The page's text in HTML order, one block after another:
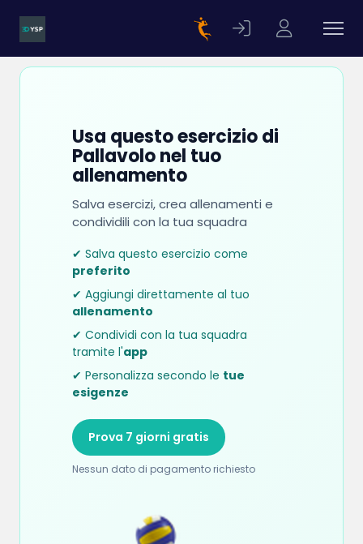
Usa questo esercizio di
Pallavolo nel tuo
allenamento
Salva esercizi, crea allenamenti e
condividili con la tua squadra
✔ Salva questo esercizio come
preferito
✔ Aggiungi direttamente al tuo
allenamento
✔ Condividi con la tua squadra
tramite l'app
✔ Personalizza secondo le tue
esigenze
Prova 7 giorni gratis
Nessun dato di pagamento richiesto